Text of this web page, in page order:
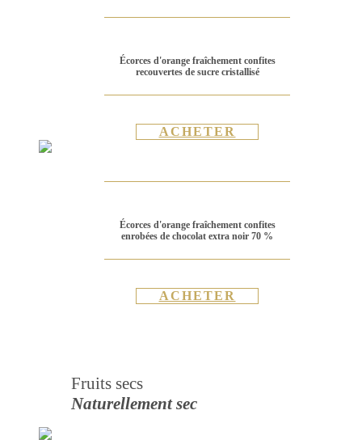
Écorces d'orange fraîchement confites
recouvertes de sucre cristallisé
ACHETER
Écorces d'orange fraîchement confites
enrobées de chocolat extra noir 70 %
ACHETER
Fruits secs
Naturellement sec